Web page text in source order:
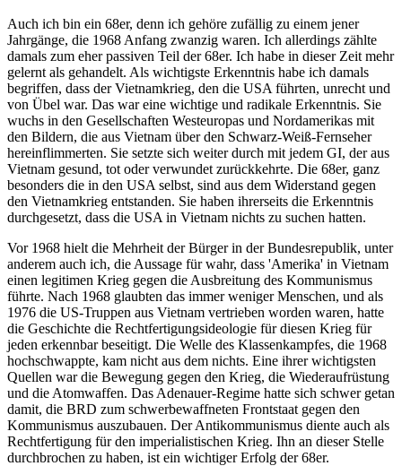
Auch ich bin ein 68er, denn ich gehöre zufällig zu einem jener
Jahrgänge, die 1968 Anfang zwanzig waren. Ich allerdings zählte
damals zum eher passiven Teil der 68er. Ich habe in dieser Zeit mehr
gelernt als gehandelt. Als wichtigste Erkenntnis habe ich damals
begriffen, dass der Vietnamkrieg, den die USA führten, unrecht und
von Übel war. Das war eine wichtige und radikale Erkenntnis. Sie
wuchs in den Gesellschaften Westeuropas und Nordamerikas mit
den Bildern, die aus Vietnam über den Schwarz-Weiß-Fernseher
hereinflimmerten. Sie setzte sich weiter durch mit jedem GI, der aus
Vietnam gesund, tot oder verwundet zurückkehrte. Die 68er, ganz
besonders die in den USA selbst, sind aus dem Widerstand gegen
den Vietnamkrieg entstanden. Sie haben ihrerseits die Erkenntnis
durchgesetzt, dass die USA in Vietnam nichts zu suchen hatten.
Vor 1968 hielt die Mehrheit der Bürger in der Bundesrepublik, unter
anderem auch ich, die Aussage für wahr, dass 'Amerika' in Vietnam
einen legitimen Krieg gegen die Ausbreitung des Kommunismus
führte. Nach 1968 glaubten das immer weniger Menschen, und als
1976 die US-Truppen aus Vietnam vertrieben worden waren, hatte
die Geschichte die Rechtfertigungsideologie für diesen Krieg für
jeden erkennbar beseitigt. Die Welle des Klassenkampfes, die 1968
hochschwappte, kam nicht aus dem nichts. Eine ihrer wichtigsten
Quellen war die Bewegung gegen den Krieg, die Wiederaufrüstung
und die Atomwaffen. Das Adenauer-Regime hatte sich schwer getan
damit, die BRD zum schwerbewaffneten Frontstaat gegen den
Kommunismus auszubauen. Der Antikommunismus diente auch als
Rechtfertigung für den imperialistischen Krieg. Ihn an dieser Stelle
durchbrochen zu haben, ist ein wichtiger Erfolg der 68er.